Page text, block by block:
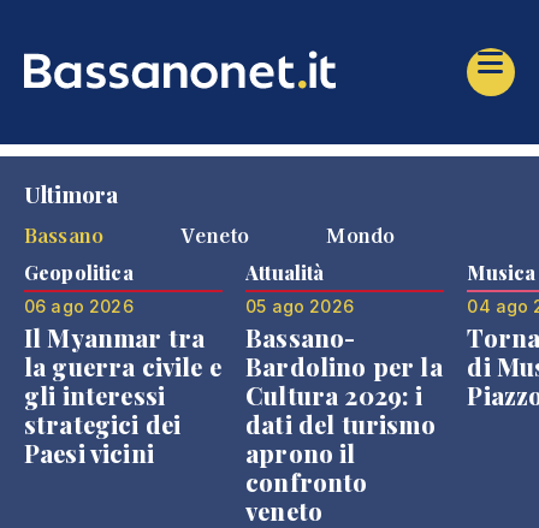
Ultimora
Bassano
Veneto Mondo
Geopolitica
06 ago 2026
Il Myanmar tra
la guerra civile e
gli interessi
strategici dei
Paesi vicini
Attualità
05 ago 2026
Bassano-
Bardolino per la
Cultura 2029: i
dati del turismo
aprono il
confronto
veneto
Musica
04 ago
di